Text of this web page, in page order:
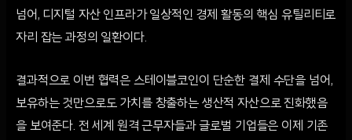
넘어, 디지털 자산 인프라가 일상적인 경제 활동의 핵심 유틸리티로
자리 잡는 과정의 일환이다.
결과적으로 이번 협력은 스테이블코인이 단순한 결제 수단을 넘어,
보유하는 것만으로도 가치를 창출하는 생산적 자산으로 진화했음
을 보여준다. 전 세계 원격 근무자들과 글로벌 기업들은 이제 기존